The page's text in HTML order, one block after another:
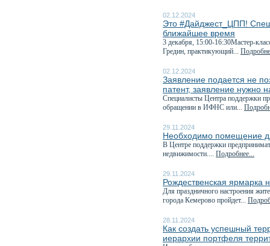
02.12.2024
Это #Дайджест_ЦПП!
ближайшее время
3 декабря, 15:00-16:30Мастер-
Гредин, практикующий...
02.12.2024
Заявление подается не
патент, заявление нужно
Специалисты Центра поддержки
обращении в ИФНС или...
29.11.2024
Необходимо помещение
В Центре поддержки
недвижимости.... Подробнее...
29.11.2024
Рождественская ярмарка
Для праздничного настроения
города Кемерово пройдет...
28.11.2024
Как создать успешный
иерархии портфеля